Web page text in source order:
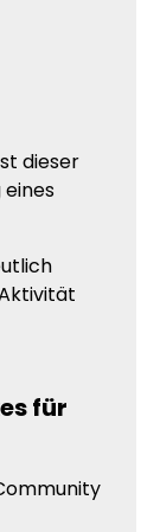
dieser
eines
für